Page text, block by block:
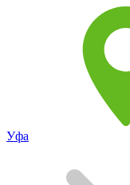
Уфа